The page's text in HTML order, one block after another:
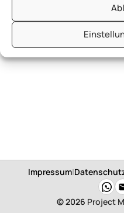
Impressum|
© 2026 Project